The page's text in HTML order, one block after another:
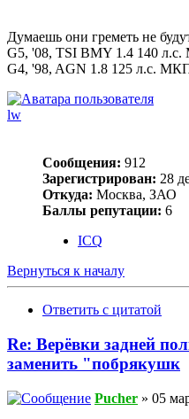
Думаешь они греметь не
G5, '08, TSI BMY 1.4 140
G4, '98, AGN 1.8 125 л.с.
lw
Сообщения: 912
Зарегистрирован: 28
Откуда: Москва, ЗАО
Баллы репутации: 6
ICQ
Вернуться к началу
Ответить с цитатой
Re: Верёвки задней
заменить "побрякушк
Pucher » 05